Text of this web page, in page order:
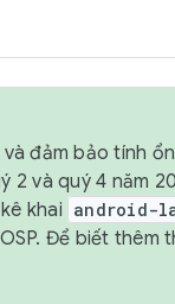
đảm bảo tính
2 và quý 4 năm
khai android-
Để biết thêm